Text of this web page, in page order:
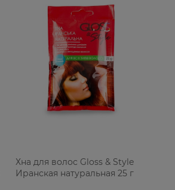
Хна для волос Gloss & Style
Иранская натуральная 25 г